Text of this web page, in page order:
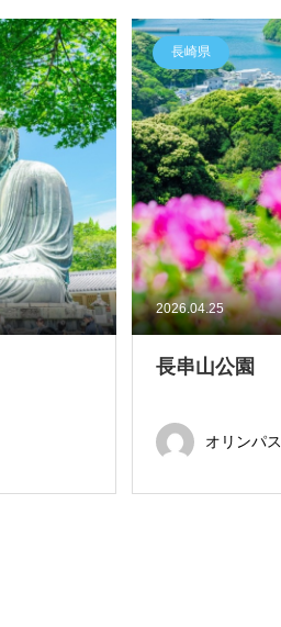
2026.04.25
長崎県
長串山公園
オリンパス